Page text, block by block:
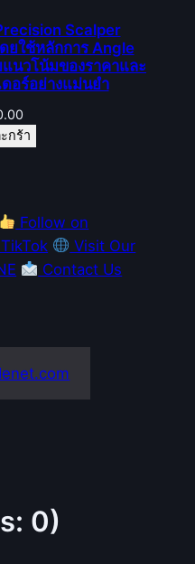
Scalper
ยใช้หลักการ Angle
นวโน้มของราคาและ
อร์อย่างแม่นยำ
กร้า
Follow on
Visit Our
Contact Us
0)